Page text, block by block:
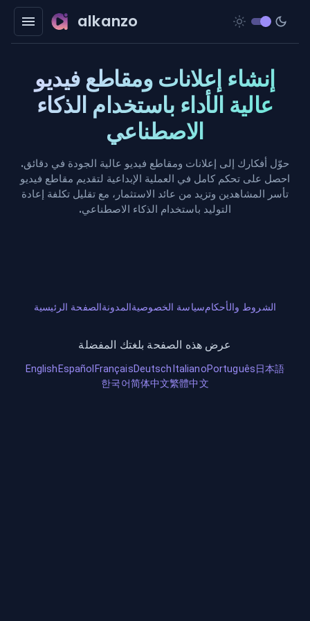
alkanzo
إنشاء إعلانات ومقاطع فيديو
عالية الأداء باستخدام الذكاء
الاصطناعي
حوّل أفكارك إلى إعلانات ومقاطع فيديو عالية الجودة في دقائق.
احصل على تحكم كامل في العملية الإبداعية لتقديم مقاطع فيديو
تأسر المشاهدين وتزيد من عائد الاستثمار، مع تقليل تكلفة إعادة
التوليد باستخدام الذكاء الاصطناعي.
الصفحة الرئيسيةالمدونةسياسة الخصوصيةالشروط والأحكام
عرض هذه الصفحة بلغتك المفضلة
English Español FrançaisDeutsch ItalianoPortuguês日本語
한국어简体中文繁體中文